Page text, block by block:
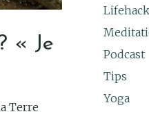
« Je
Terre
Lifehack
Podcast
Tips
Yoga